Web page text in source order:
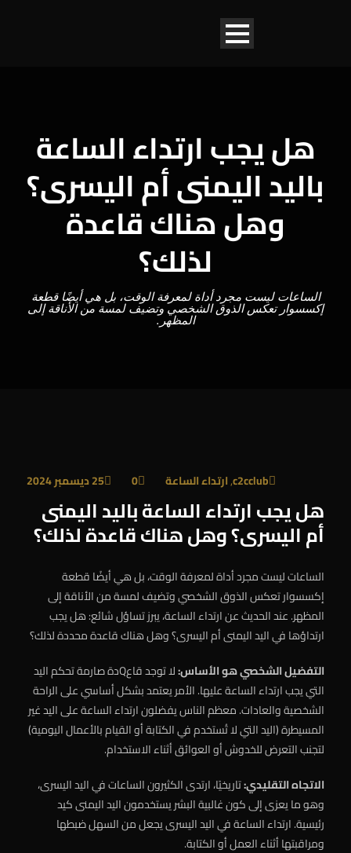
هل يجب ارتداء الساعة
باليد اليمنى أم اليسرى؟
وهل هناك قاعدة
لذلك؟
الساعات ليست مجرد أداة لمعرفة الوقت، بل هي أيضًا قطعة
إكسسوار تعكس الذوق الشخصي وتضيف لمسة من الأناقة إلى
المظهر.
25 ديسمبر 2024 0 c2cclub
,ارتداء الساعة
هل يجب ارتداء الساعة باليد اليمنى
أم اليسرى؟ وهل هناك قاعدة لذلك؟
الساعات ليست مجرد أداة لمعرفة الوقت، بل هي أيضًا قطعة
إكسسوار تعكس الذوق الشخصي وتضيف لمسة من الأناقة إلى
المظهر. عند الحديث عن ارتداء الساعة، يبرز تساؤل شائع: هل يجب
ارتداؤها في اليد اليمنى أم اليسرى؟ وهل هناك قاعدة محددة لذلك؟
التفضيل الشخصي هو الأساس:
لا توجد قاعQدة صارمة تحكم اليد
التي يجب ارتداء الساعة عليها. الأمر يعتمد بشكل أساسي على الراحة
الشخصية والعادات. معظم الناس يفضلون ارتداء الساعة على اليد غير
المسيطرة (اليد التي لا تُستخدم في الكتابة أو القيام بالأعمال اليومية)
لتجنب التعرض للخدوش أو العوائق أثناء الاستخدام.
الاتجاه التقليدي:تاريخيًا، ارتدى الكثيرون الساعات في اليد اليسرى،
وهو ما يعزى إلى كون غالبية البشر يستخدمون اليد اليمنى كيد
رئيسية. ارتداء الساعة في اليد اليسرى يجعل من السهل ضبطها
ومراقبتها أثناء العمل أو الكتابة.